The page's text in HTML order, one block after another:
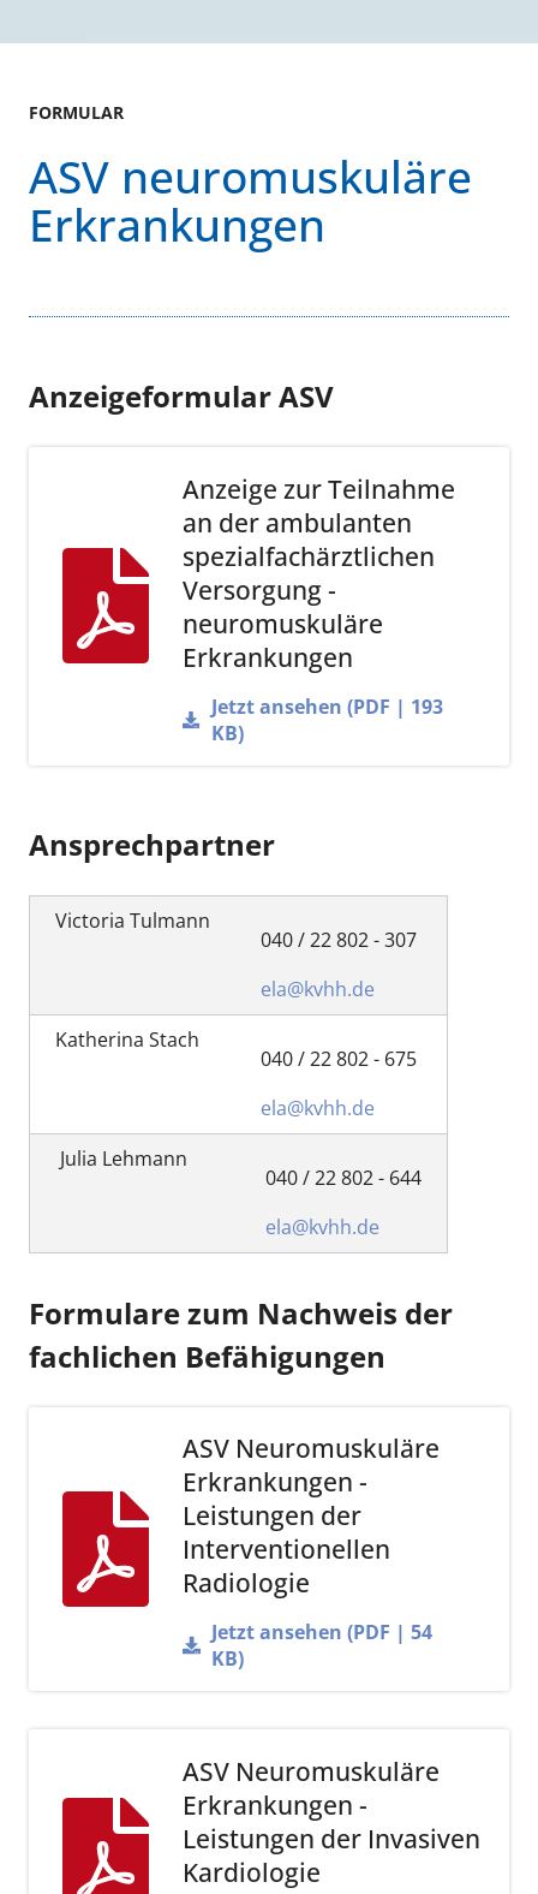
FORMULAR
ASV neuromuskuläre
Erkrankungen
Anzeigeformular ASV
Anzeige zur Teilnahme
an der ambulanten
spezialfachärztlichen
Versorgung -
neuromuskuläre
Erkrankungen
Jetzt ansehen (PDF | 193
KB)
Ansprechpartner
Victoria Tulmann
040 / 22 802 - 307
ela@kvhh.de
Katherina Stach
040 / 22 802 - 675
ela@kvhh.de
Julia Lehmann
040 / 22 802 - 644
ela@kvhh.de
Formulare zum Nachweis der
fachlichen Befähigungen
ASV Neuromuskuläre
Erkrankungen -
Leistungen der
Interventionellen
Radiologie
Jetzt ansehen (PDF | 54
KB)
ASV Neuromuskuläre
Erkrankungen -
Leistungen der Invasiven
Kardiologie